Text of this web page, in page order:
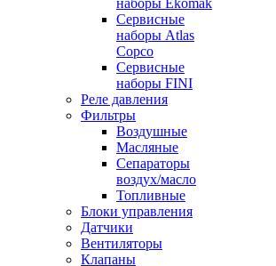
наборы Ekomak
Cервисные
наборы Atlas
Copco
Сервисные
наборы FINI
Реле давления
Фильтры
Воздушные
Масляные
Сепараторы
воздух/масло
Топливные
Блоки управления
Датчики
Вентиляторы
Клапаны